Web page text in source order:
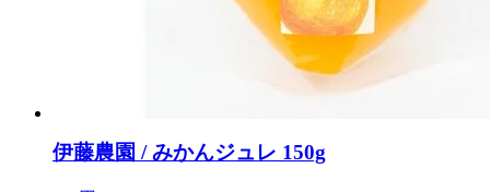
伊藤農園 / みかんジュレ 150g